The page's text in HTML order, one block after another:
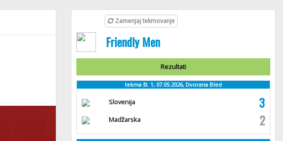
Zamenjaj tekmovanje
Friendly Men
Rezultati
tekma št. 1, 07.05.2026, Dvorana Bled
Slovenija 3
Madžarska 2